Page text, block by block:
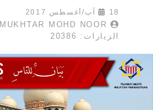
18 آب/أغسطس 2017
UMAR MUKHTAR MOHD NOOR
الزيارات: 20386